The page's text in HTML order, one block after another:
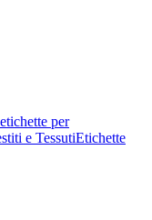
per
e TessutiEtichette